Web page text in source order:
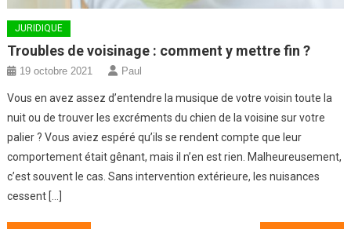
JURIDIQUE
Troubles de voisinage : comment y mettre fin ?
19 octobre 2021 Paul
Vous en avez assez d’entendre la musique de votre voisin toute la
nuit ou de trouver les excréments du chien de la voisine sur votre
palier ? Vous aviez espéré qu’ils se rendent compte que leur
comportement était gênant, mais il n’en est rien. Malheureusement,
c’est souvent le cas. Sans intervention extérieure, les nuisances
cessent […]